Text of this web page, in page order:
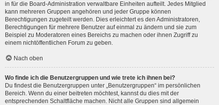
in für die Board-Administration verwaltbare Einheiten aufteilt. Jedes Mitglied
kann mehreren Gruppen angehören und jeder Gruppe können
Berechtigungen zugeteilt werden. Dies erleichtert es den Administratoren,
Berechtigungen für mehrere Benutzer auf einmal zu ändern und sie zum
Beispiel zu Moderatoren eines Bereichs zu machen oder ihnen Zugriff zu
einem nichtöffentlichen Forum zu geben.
Nach oben
Wo finde ich die Benutzergruppen und wie trete ich ihnen bei?
Du findest die Benutzergruppen unter „Benutzergruppen“ im persönlichen
Bereich. Wenn du einer beitreten möchtest, kannst du dies mit der
entsprechenden Schaltfläche machen. Nicht alle Gruppen sind allgemein